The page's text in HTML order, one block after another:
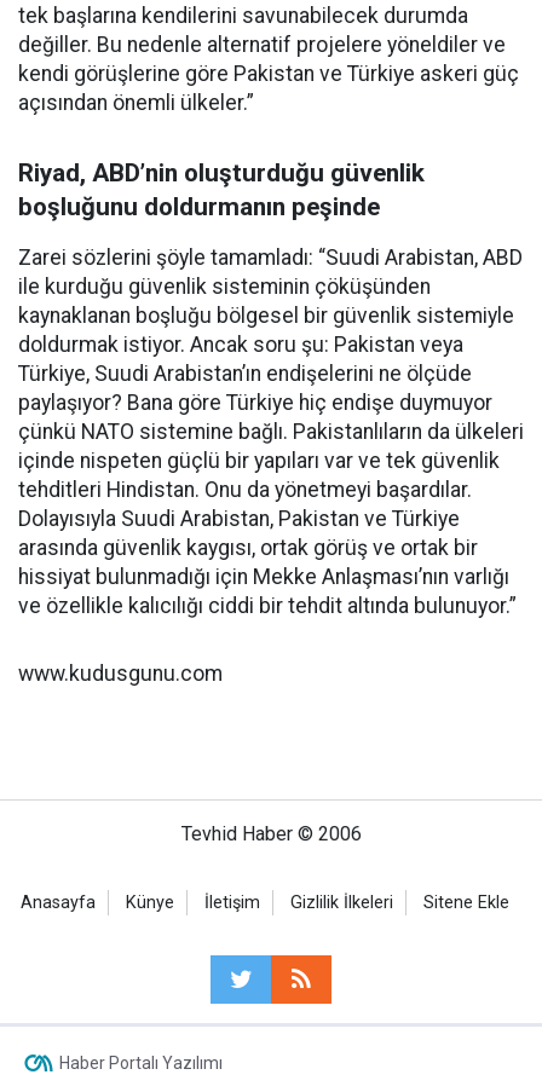
tek başlarına kendilerini savunabilecek durumda
değiller. Bu nedenle alternatif projelere yöneldiler ve
kendi görüşlerine göre Pakistan ve Türkiye askeri güç
açısından önemli ülkeler.”
Riyad, ABD’nin oluşturduğu güvenlik
boşluğunu doldurmanın peşinde
Zarei sözlerini şöyle tamamladı: “Suudi Arabistan, ABD
ile kurduğu güvenlik sisteminin çöküşünden
kaynaklanan boşluğu bölgesel bir güvenlik sistemiyle
doldurmak istiyor. Ancak soru şu: Pakistan veya
Türkiye, Suudi Arabistan’ın endişelerini ne ölçüde
paylaşıyor? Bana göre Türkiye hiç endişe duymuyor
çünkü NATO sistemine bağlı. Pakistanlıların da ülkeleri
içinde nispeten güçlü bir yapıları var ve tek güvenlik
tehditleri Hindistan. Onu da yönetmeyi başardılar.
Dolayısıyla Suudi Arabistan, Pakistan ve Türkiye
arasında güvenlik kaygısı, ortak görüş ve ortak bir
hissiyat bulunmadığı için Mekke Anlaşması’nın varlığı
ve özellikle kalıcılığı ciddi bir tehdit altında bulunuyor.”
www.kudusgunu.com
Tevhid Haber © 2006
Anasayfa Künye İletişim Gizlilik İlkeleri Sitene Ekle
Haber Portalı Yazılımı